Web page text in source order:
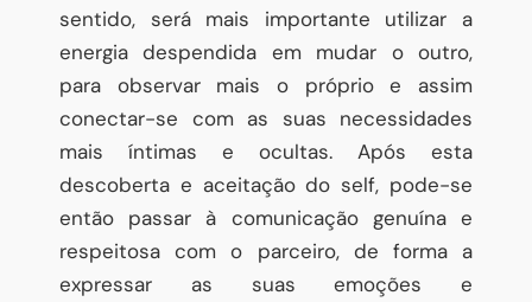
sentido, será mais importante utilizar a
energia despendida em mudar o outro,
para observar mais o próprio e assim
conectar-se com as suas necessidades
mais íntimas e ocultas. Após esta
descoberta e aceitação do self, pode-se
então passar à comunicação genuína e
respeitosa com o parceiro, de forma a
expressar as suas emoções e